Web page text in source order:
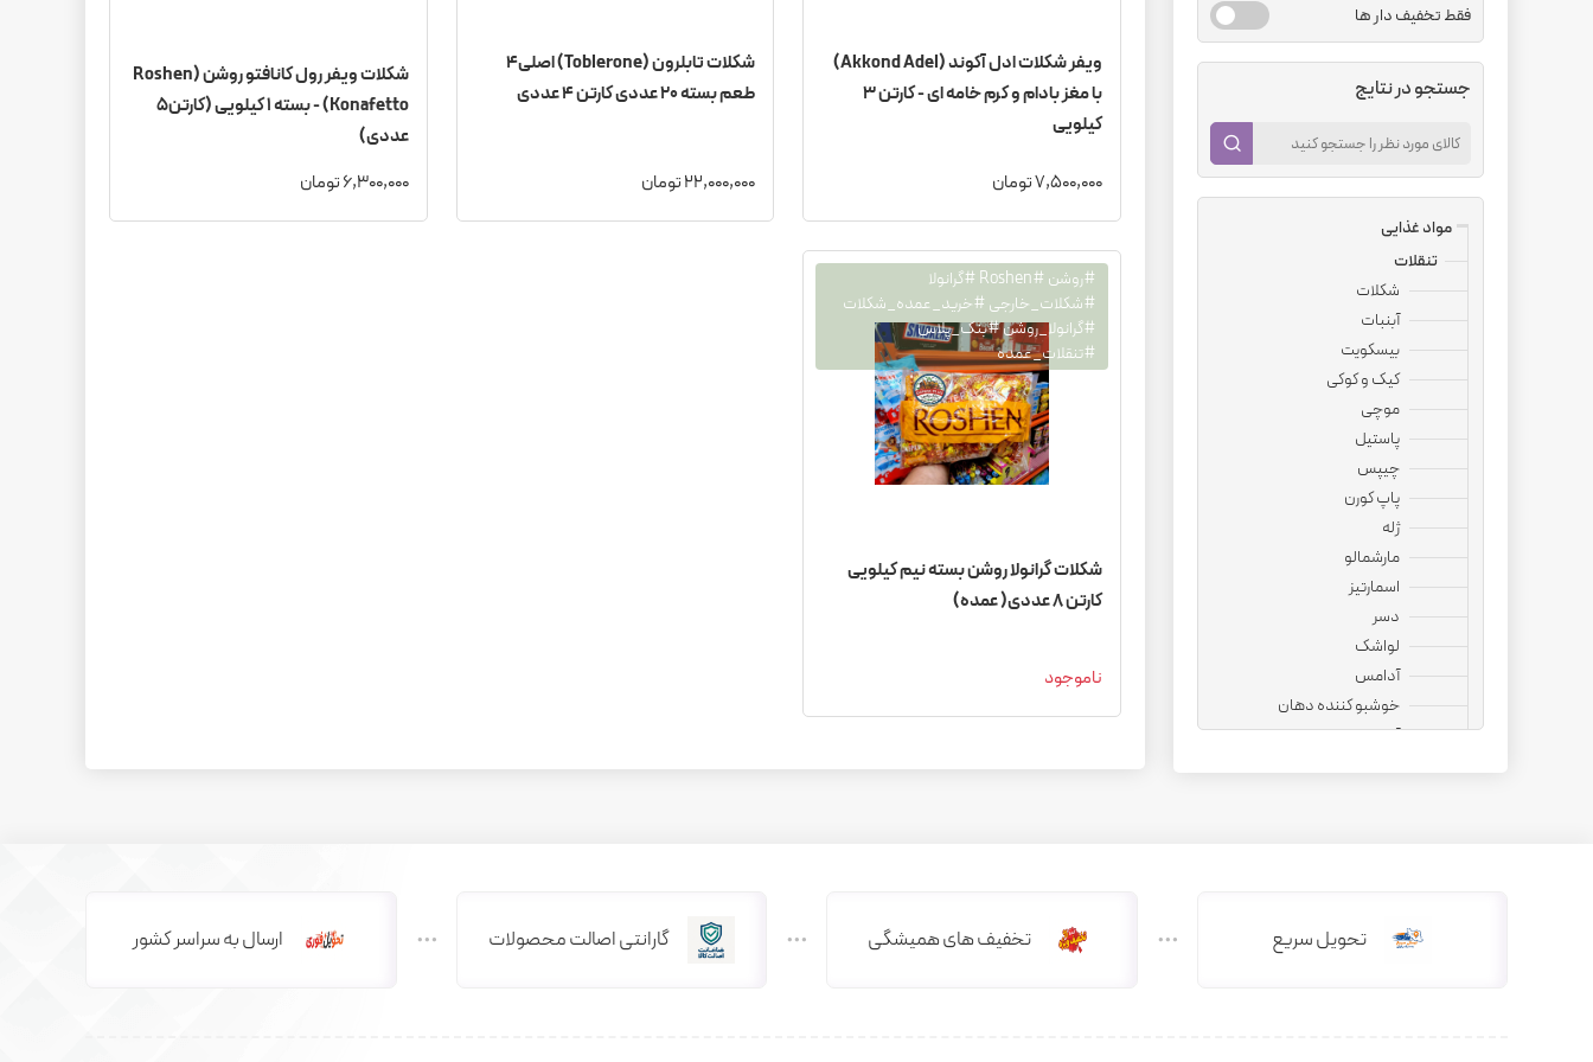
فقط تخفیف دار ها
جستجو در نتایج
مواد غذایی
تنقلات
شکلات
آبنبات
بیسکویت
کیک و کوکی
موچی
پاستیل
چیپس
پاپ کورن
ژله
مارشمالو
اسمارتیز
دسر
لواشک
آدامس
خوشبو کننده دهان
آجیل
دانه قهوه
ویفر شکلات ادل آکوند (Akkond Adel)
با مغز بادام و کرم خامه ای - کارتن ۳
کیلویی
7,500,000 تومان
شکلات تابلرون (Toblerone) اصلی4
طعم بسته ۲۰ عددی کارتن ۴ عددی
22,000,000 تومان
شکلات ویفر رول کانافتو روشن (Roshen
Konafetto) - بسته ۱ کیلویی (کارتن5
عددی)
6,300,000 تومان
#روشن #Roshen #گرانولا
#شکلات_خارجی #خرید_عمده_شکلات
#گرانولا_روشن #بنک_پلاس
#تنقلات_عمده
شکلات گرانولا روشن بسته نیم کیلویی
کارتن 8 عددی( عمده)
ناموجود
تحویل سریع تخفیف های همیشگی گارانتی اصالت محصولات ارسال به سراسر کشور